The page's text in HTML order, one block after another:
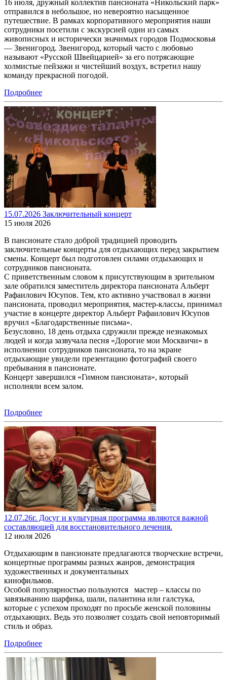
16 июля, дружный коллектив пансионата «Никольский парк»
отправился в небольшое, но невероятно насыщенное
путешествие. В рамках корпоративного мероприятия наши
сотрудники посетили с экскурсией один из самых
живописных и исторически значимых городов Подмосковья
— Звенигород. Звенигород, который часто с любовью
называют «Русской Швейцарией» за его потрясающие
холмистые пейзажи и чистейший воздух, встретил нашу
команду прекрасной погодой.
Подробнее
15.07.2026 Заключительный концерт
15 июля 2026
В пансионате стало доброй традицией проводить
заключительные концерты для отдыхающих перед закрытием
смены. Концерт был подготовлен силами отдыхающих и
сотрудников пансионата.
С приветственным словом к присутствующим в зрительном
зале обратился заместитель директора пансионата Альберт
Рафаилович Юсупов. Тем, кто активно участвовал в жизни
пансионата, проводил мероприятия, мастер-классы, принимал
участие в концерте директор Альберт Рафаилович Юсупов
вручил «Благодарственные письма».
Безусловно, 18 день отдыха сдружили прежде незнакомых
людей и когда зазвучала песня «Дорогие мои Москвичи» в
исполнении сотрудников пансионата, то на экране
отдыхающие увидели презентацию фотографий своего
пребывания в пансионате.
Концерт завершился «Гимном пансионата», который
исполняли всем залом.
Подробнее
12.07.26г. Досуг и культурная программа являются важной
составляющей для восстановительного лечения.
12 июля 2026
Отдыхающим в пансионате предлагаются творческие встречи,
концертные программы разных жанров, демонстрация
художественных и документальных
кинофильмов.
Особой популярностью пользуются мастер – классы по
завязыванию шарфика, шали, палантина или галстука,
которые с успехом проходят по просьбе женской половины
отдыхающих. Ведь это позволяет создать свой неповторимый
стиль и образ.
Подробнее